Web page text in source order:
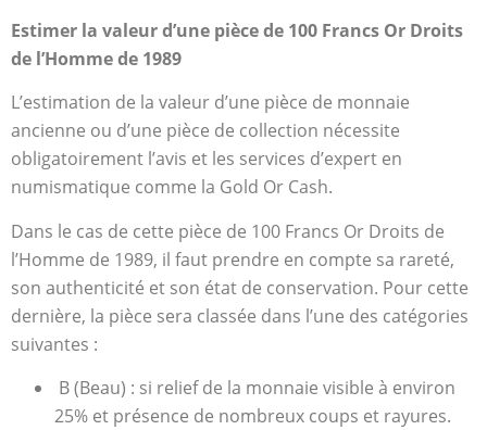
Estimer la valeur d’une pièce de 100 Francs Or Droits
de l’Homme de 1989
L’estimation de la valeur d’une pièce de monnaie
ancienne ou d’une pièce de collection nécessite
obligatoirement l’avis et les services d’expert en
numismatique comme la Gold Or Cash.
Dans le cas de cette pièce de 100 Francs Or Droits de
l’Homme de 1989, il faut prendre en compte sa rareté,
son authenticité et son état de conservation. Pour cette
dernière, la pièce sera classée dans l’une des catégories
suivantes :
B (Beau) : si relief de la monnaie visible à environ
25% et présence de nombreux coups et rayures.